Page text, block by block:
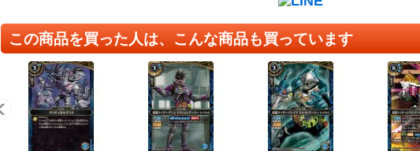
この商品を買った人は、こんな商品も買っています